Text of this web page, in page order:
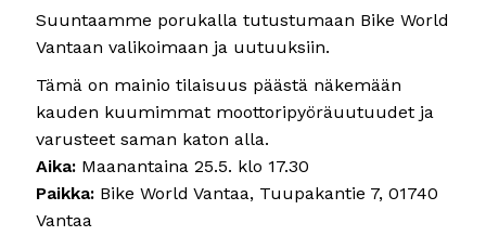
Suuntaamme porukalla tutustumaan Bike World
Vantaan valikoimaan ja uutuuksiin.
Tämä on mainio tilaisuus päästä näkemään
kauden kuumimmat moottoripyöräuutuudet ja
varusteet saman katon alla.
Aika: Maanantaina 25.5. klo 17.30
Paikka: Bike World Vantaa, Tuupakantie 7, 01740
Vantaa